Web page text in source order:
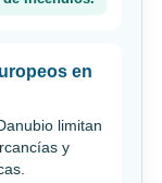
en
limitan
y